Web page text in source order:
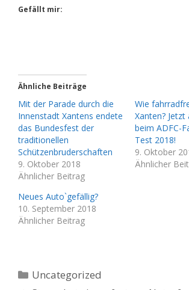
Gefällt mir:
Ähnliche Beiträge
Mit der Parade durch die
Innenstadt Xantens endete
das Bundesfest der
traditionellen
Schützenbruderschaften
9. Oktober 2018
Ähnlicher Beitrag
Wie
Xanten?
beim ADFC-
Test 2018!
9. Oktober
Ähnlicher
Neues Auto`gefällig?
10. September 2018
Ähnlicher Beitrag
Kategorien
Uncategorized